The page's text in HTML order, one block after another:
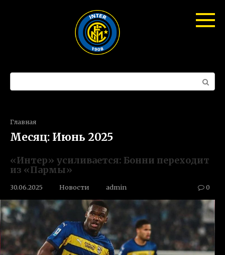
Поиск:
Главная
Месяц: Июнь 2025
«Интер» усиливается: Бонни переходит
из «Пармы»
30.06.2025 Новости admin 0